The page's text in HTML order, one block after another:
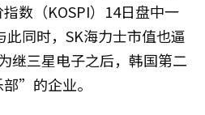
数（KOSPI）14日盘中一
同时，SK海力士市值也逼
继三星电子之后，韩国第二
”的企业。